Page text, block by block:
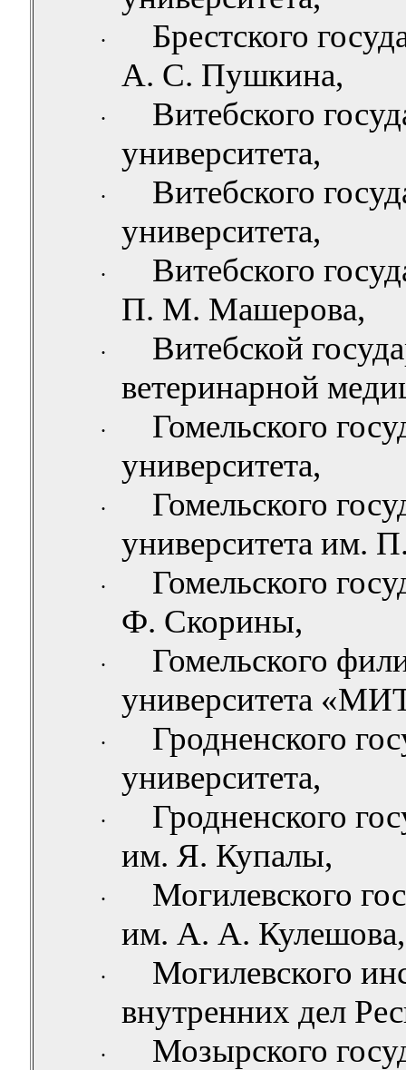
·
Брестского
А. С. Пушкина,
·
Витебского
университета,
·
Витебского
университета,
·
Витебского
П. М. Машерова,
·
Витебской
ветеринарной
·
Гомельского
университета,
·
Гомельского
университета им.
·
Гомельского
Ф. Скорины,
·
Гомельского
университета
·
Гродненского
университета,
·
Гродненского
им. Я. Купалы,
·
Могилевского
им. А. А. Кулешова,
·
Могилевского
внутренних дел
· Мозырского